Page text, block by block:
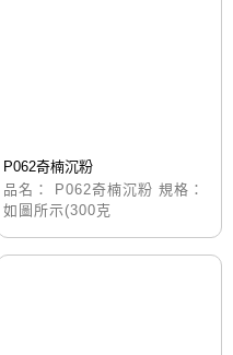
P062奇楠沉粉
品名： P062奇楠沉粉 規格：
如圖所示(300克